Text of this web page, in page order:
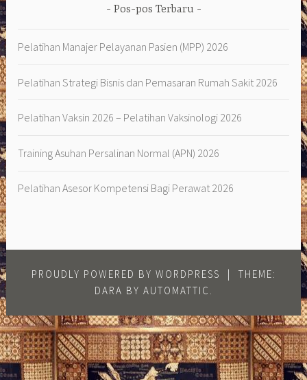
Pos-pos Terbaru
Pelatihan Manajer Pelayanan Pasien (MPP) 2026
Pelatihan Strategi Bisnis dan Pemasaran Rumah Sakit 2026
Pelatihan Vaksin 2026 – Pelatihan Vaksinologi 2026
Training Asuhan Persalinan Normal (APN) 2026
Pelatihan Asesor Kompetensi Bagi Perawat 2026
PROUDLY POWERED BY WORDPRESS
THEME:
DARA BY AUTOMATTIC .